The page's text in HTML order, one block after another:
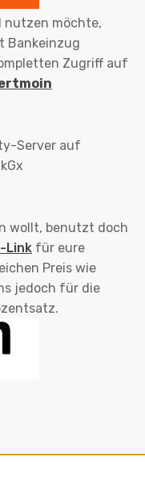
nutzen möchte,
Bankeinzug
Zugriff auf
Server auf
wollt, benutzt doch
Link für eure
Preis wie
jedoch für die